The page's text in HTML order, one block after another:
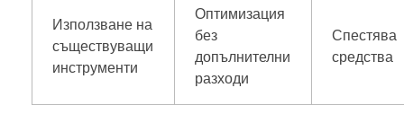
Използване на
съществуващи
инструменти
Оптимизация
без
допълнителни
разходи
Спестява
средства